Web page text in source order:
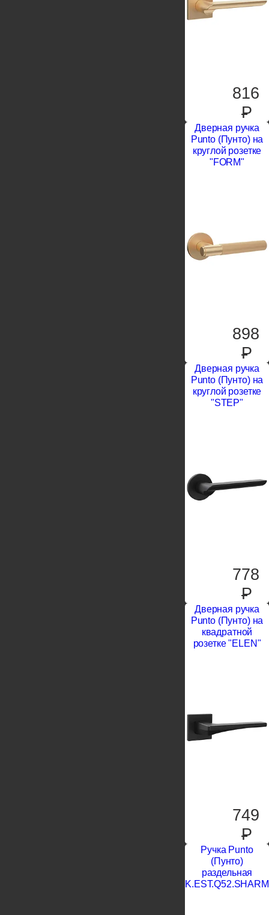
816
P
Дверная ручка
Punto (Пунто) на
круглой розетке
"FORM"
898
P
Дверная ручка
Punto (Пунто) на
круглой розетке
"STEP"
778
P
Дверная ручка
Punto (Пунто) на
квадратной
розетке "ELEN"
749
P
Ручка Punto
(Пунто)
раздельная
K.EST.Q52.SHARM